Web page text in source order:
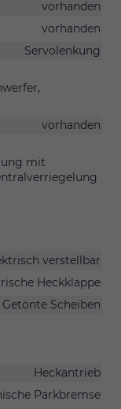
vorhanden
vorhanden
Servolenkung
vorhanden
mit
verstellbar
Heckklappe
Getönte Scheiben
Heckantrieb
Parkbremse